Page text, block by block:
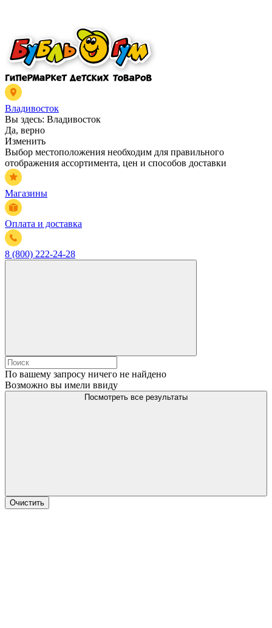
Владивосток
Вы здесь: Владивосток
Да, верно
Изменить
Выбор местоположения необходим для правильного
отображения ассортимента, цен и способов доставки
Магазины
Оплата и доставка
8 (800) 222-24-28
По вашему запросу ничего не найдено
Возможно вы имели ввиду
Посмотреть все результаты
Очистить